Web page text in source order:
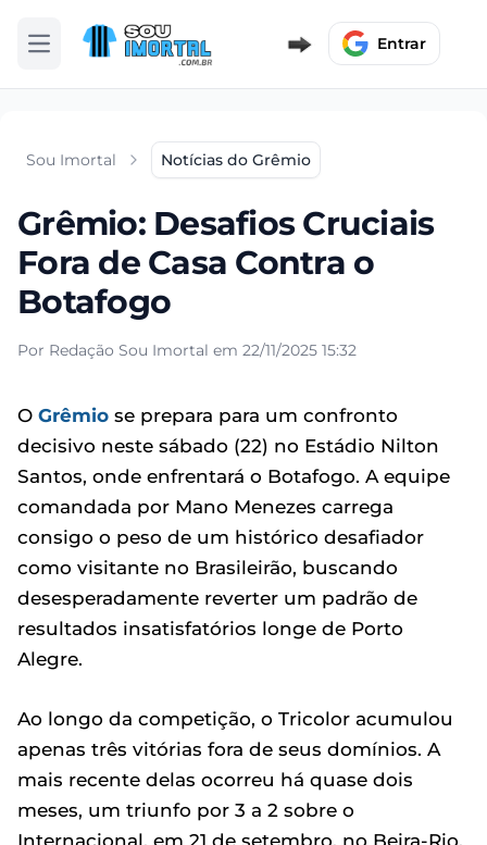
Abrir menu Entrar
Sou Imortal Notícias do Grêmio
Grêmio: Desafios Cruciais
Fora de Casa Contra o
Botafogo
Por Redação Sou Imortal em 22/11/2025 15:32
O Grêmio se prepara para um confronto
decisivo neste sábado (22) no Estádio Nilton
Santos, onde enfrentará o Botafogo. A equipe
comandada por Mano Menezes carrega
consigo o peso de um histórico desafiador
como visitante no Brasileirão, buscando
desesperadamente reverter um padrão de
resultados insatisfatórios longe de Porto
Alegre.
Ao longo da competição, o Tricolor acumulou
apenas três vitórias fora de seus domínios. A
mais recente delas ocorreu há quase dois
meses, um triunfo por 3 a 2 sobre o
Internacional, em 21 de setembro, no Beira-Rio.